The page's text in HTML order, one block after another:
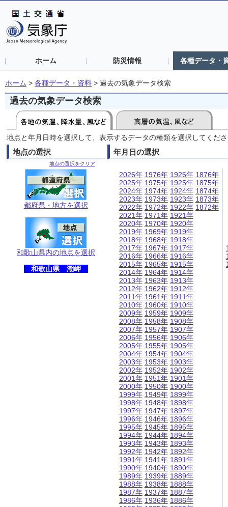
ホーム 防災情報 各種データ・
ホーム > 各種データ・資料 > 過去の気象データ検索
過去の気象データ検索
地点と年月日時を選択して、表示するデータの種類を選択してくだ
地点の選択
地点の選択をクリア
都府県・地方を選択
和歌山県内の地点を選択
和歌山県 潮岬
年月日の選択
2026年
2025年
2024年
2023年
2022年
2021年
2020年
2019年
2018年
2017年
2016年
2015年
2014年
2013年
2012年
2011年
2010年
2009年
2008年
2007年
2006年
2005年
2004年
2003年
2002年
2001年
2000年
1999年
1998年
1997年
1996年
1995年
1994年
1993年
1992年
1991年
1990年
1989年
1988年
1987年
1986年
1976年
1975年
1974年
1973年
1972年
1971年
1970年
1969年
1968年
1967年
1966年
1965年
1964年
1963年
1962年
1961年
1960年
1959年
1958年
1957年
1956年
1955年
1954年
1953年
1952年
1951年
1950年
1949年
1948年
1947年
1946年
1945年
1944年
1943年
1942年
1941年
1940年
1939年
1938年
1937年
1936年
1926年
1925年
1924年
1923年
1922年
1921年
1920年
1919年
1918年
1917年
1916年
1915年
1914年
1913年
1912年
1911年
1910年
1909年
1908年
1907年
1906年
1905年
1904年
1903年
1902年
1901年
1900年
1899年
1898年
1897年
1896年
1895年
1894年
1893年
1892年
1891年
1890年
1889年
1888年
1887年
1886年
1876年
1875年
1874年
1873年
1872年